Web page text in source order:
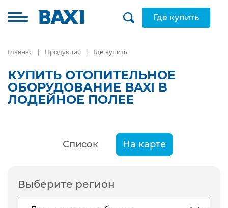
Где купить
Главная Продукция Где купить
КУПИТЬ ОТОПИТЕЛЬНОЕ
ОБОРУДОВАНИЕ BAXI В
ЛОДЕЙНОЕ ПОЛЕЕ
Список На карте
Выберите регион